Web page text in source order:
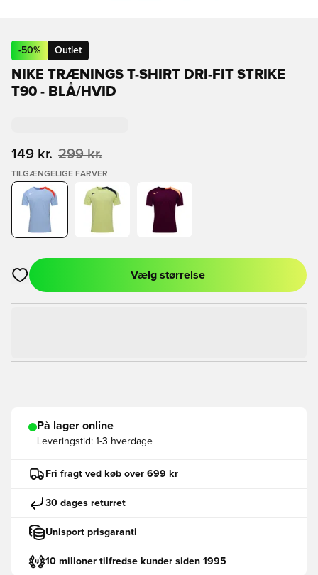
-50% Outlet
NIKE TRÆNINGS T-SHIRT DRI-FIT STRIKE
T90 - BLÅ/HVID
149 kr. 299 kr.
TILGÆNGELIGE FARVER
Åbner en Modal til at logge ind eller tilmelde dig som medlem
Vælg størrelse
På lager online
Leveringstid: 1-3 hverdage
Fri fragt ved køb over 699 kr
30 dages returret
Unisport prisgaranti
10 milioner tilfredse kunder siden 1995